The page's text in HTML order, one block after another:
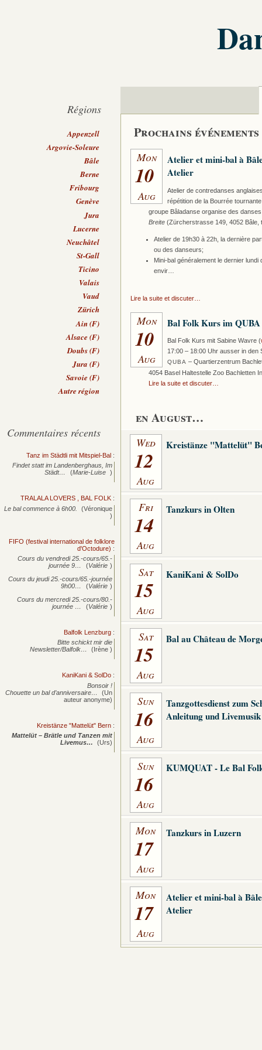
Prochains événements
Mon
10
Aug
Atelier et mini-bal à
Atelier
Atelier de contredanses
répétition de la Bourrée
groupe Bâladanse organise des
Breite(Zürcherstrasse 149, 4052 Bâle,
Atelier de 19h30 à 22h, la dernière
ou des danseurs;
Mini-bal généralement le dernier lundi
envir…
Lire la suite et discuter…
Mon
10
Aug
Bal Folk Kurs im QUBA
Bal Folk Kurs mit Sabine Wavre (
17:00 – 18:00 Uhr ausser in den
QUBA – Quartierzentrum
4054 Basel Haltestelle Zoo Bachletten
Lire la suite et discuter…
en August…
Wed
12
Aug
Kreistänze "Mattelüt"
Fri
14
Aug
Tanzkurs in Olten
Sat
15
Aug
KaniKani & SolDo
Sat
15
Aug
Bal au Château de
Sun
16
Aug
Tanzgottesdienst zum
Anleitung und
Sun
16
Aug
KUMQUAT - Le Bal
Mon
17
Aug
Tanzkurs in Luzern
Mon
17
Aug
Atelier et mini-bal à
Atelier
Régions
Appenzell
Argovie-Soleure
Bâle
Berne
Fribourg
Genève
Jura
Lucerne
Neuchâtel
St-Gall
Ticino
Valais
Vaud
Zürich
Ain (F)
Alsace (F)
Doubs (F)
Jura (F)
Savoie (F)
Autre région
Commentaires récents
Tanz im Städtli mit Mitspiel-Bal :
Findet statt im Landenberghaus, Im
Städt…
(Marie-Luise )
TRALALA LOVERS , BAL FOLK :
Le bal commence à 6h00.
(Véronique
)
FIFO (festival international de folklore
d'Octodure) :
Cours du vendredi 25.-cours/65.-
journée 9… (Valérie )
Cours du jeudi 25.-cours/65.-journée
9h00…
(Valérie )
Cours du mercredi 25.-cours/80.-
journée … (Valérie )
Balfolk Lenzburg :
Bitte schickt mir die
Newsletter/Balfolk…
(Irène )
KaniKani & SolDo :
Bonsoir !
Chouette un bal d’anniversaire…
(Un
auteur anonyme)
Kreistänze "Mattelüt" Bern :
Mattelüt – Brätle und Tanzen mit
Livemus…
(Urs)